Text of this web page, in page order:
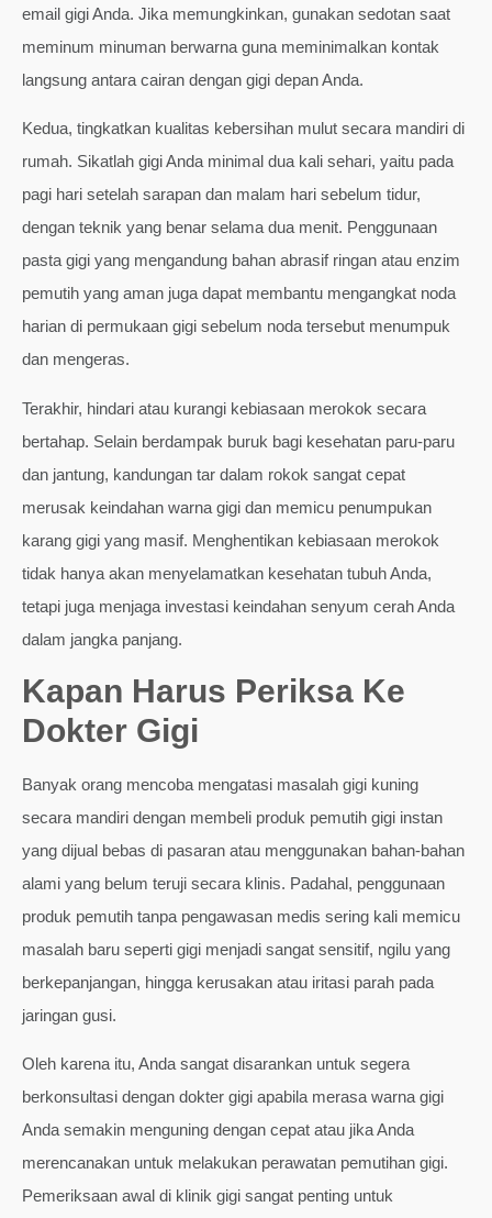
email gigi Anda. Jika memungkinkan, gunakan sedotan saat
meminum minuman berwarna guna meminimalkan kontak
langsung antara cairan dengan gigi depan Anda.
Kedua, tingkatkan kualitas kebersihan mulut secara mandiri di
rumah. Sikatlah gigi Anda minimal dua kali sehari, yaitu pada
pagi hari setelah sarapan dan malam hari sebelum tidur,
dengan teknik yang benar selama dua menit. Penggunaan
pasta gigi yang mengandung bahan abrasif ringan atau enzim
pemutih yang aman juga dapat membantu mengangkat noda
harian di permukaan gigi sebelum noda tersebut menumpuk
dan mengeras.
Terakhir, hindari atau kurangi kebiasaan merokok secara
bertahap. Selain berdampak buruk bagi kesehatan paru-paru
dan jantung, kandungan tar dalam rokok sangat cepat
merusak keindahan warna gigi dan memicu penumpukan
karang gigi yang masif. Menghentikan kebiasaan merokok
tidak hanya akan menyelamatkan kesehatan tubuh Anda,
tetapi juga menjaga investasi keindahan senyum cerah Anda
dalam jangka panjang.
Kapan Harus Periksa Ke
Dokter Gigi
Banyak orang mencoba mengatasi masalah gigi kuning
secara mandiri dengan membeli produk pemutih gigi instan
yang dijual bebas di pasaran atau menggunakan bahan-bahan
alami yang belum teruji secara klinis. Padahal, penggunaan
produk pemutih tanpa pengawasan medis sering kali memicu
masalah baru seperti gigi menjadi sangat sensitif, ngilu yang
berkepanjangan, hingga kerusakan atau iritasi parah pada
jaringan gusi.
Oleh karena itu, Anda sangat disarankan untuk segera
berkonsultasi dengan dokter gigi apabila merasa warna gigi
Anda semakin menguning dengan cepat atau jika Anda
merencanakan untuk melakukan perawatan pemutihan gigi.
Pemeriksaan awal di klinik gigi sangat penting untuk